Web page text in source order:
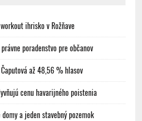
ihrisko v Rožňave
poradenstvo pre občanov
až 48,56 % hlasov
cenu havarijného poistenia
a jeden stavebný pozemok